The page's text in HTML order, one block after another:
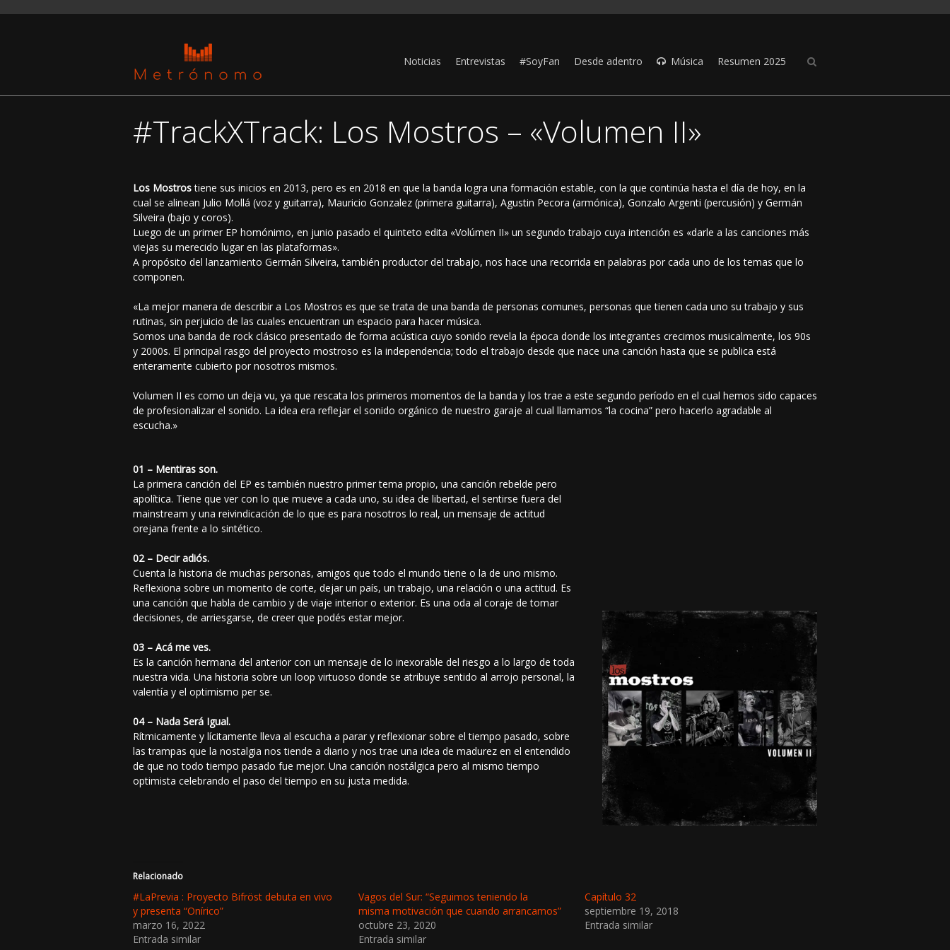
Noticias Entrevistas #SoyFan Desde adentro Música Resumen 2025
#TrackXTrack: Los Mostros – «Volumen II»
Los Mostrostiene sus inicios en 2013, pero es en 2018 en que la banda logra una formación estable, con la que continúa hasta el día de hoy, en la
cual se alinean Julio Mollá (voz y guitarra), Mauricio Gonzalez (primera guitarra), Agustin Pecora (armónica), Gonzalo Argenti (percusión) y Germán
Silveira (bajo y coros).
Luego de un primer EP homónimo, en junio pasado el quinteto edita «Volúmen II» un segundo trabajo cuya intención es «darle a las canciones más
viejas su merecido lugar en las plataformas».
A propósito del lanzamiento Germán Silveira, también productor del trabajo, nos hace una recorrida en palabras por cada uno de los temas que lo
componen.
«La mejor manera de describir a Los Mostros es que se trata de una banda de personas comunes, personas que tienen cada uno su trabajo y sus
rutinas, sin perjuicio de las cuales encuentran un espacio para hacer música.
Somos una banda de rock clásico presentado de forma acústica cuyo sonido revela la época donde los integrantes crecimos musicalmente, los 90s
y 2000s. El principal rasgo del proyecto mostroso es la independencia; todo el trabajo desde que nace una canción hasta que se publica está
enteramente cubierto por nosotros mismos.
Volumen II es como un deja vu, ya que rescata los primeros momentos de la banda y los trae a este segundo período en el cual hemos sido capaces
de profesionalizar el sonido. La idea era reflejar el sonido orgánico de nuestro garaje al cual llamamos “la cocina” pero hacerlo agradable al
escucha.»
01 – Mentiras son.
La primera canción del EP es también nuestro primer tema propio, una canción rebelde pero
apolítica. Tiene que ver con lo que mueve a cada uno, su idea de libertad, el sentirse fuera del
mainstream y una reivindicación de lo que es para nosotros lo real, un mensaje de actitud
orejana frente a lo sintético.
02 – Decir adiós.
Cuenta la historia de muchas personas, amigos que todo el mundo tiene o la de uno mismo.
Reflexiona sobre un momento de corte, dejar un país, un trabajo, una relación o una actitud. Es
una canción que habla de cambio y de viaje interior o exterior. Es una oda al coraje de tomar
decisiones, de arriesgarse, de creer que podés estar mejor.
03 – Acá me ves.
Es la canción hermana del anterior con un mensaje de lo inexorable del riesgo a lo largo de toda
nuestra vida. Una historia sobre un loop virtuoso donde se atribuye sentido al arrojo personal, la
valentía y el optimismo per se.
04 – Nada Será Igual.
Rítmicamente y lícitamente lleva al escucha a parar y reflexionar sobre el tiempo pasado, sobre
las trampas que la nostalgia nos tiende a diario y nos trae una idea de madurez en el entendido
de que no todo tiempo pasado fue mejor. Una canción nostálgica pero al mismo tiempo
optimista celebrando el paso del tiempo en su justa medida.
Relacionado
#LaPrevia : Proyecto Bifröst debuta en vivo
y presenta “Onírico”
marzo 16, 2022
Entrada similar
Vagos del Sur: “Seguimos teniendo la
misma motivación que cuando arrancamos”
octubre 23, 2020
Entrada similar
Capítulo 32
septiembre 19, 2018
Entrada similar